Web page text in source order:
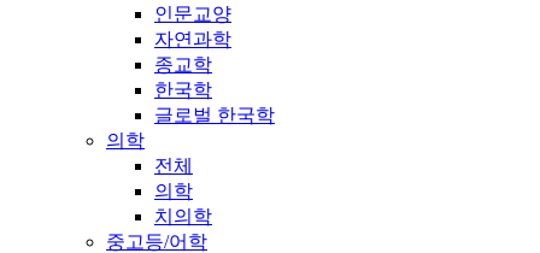
인문교양
자연과학
종교학
한국학
글로벌 한국학
의학
전체
의학
치의학
중고등/어학